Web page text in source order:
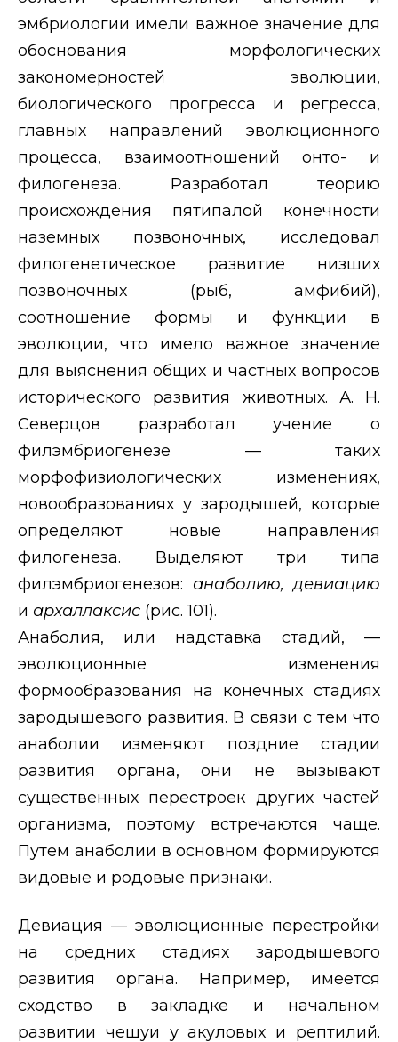
эмбриологии имели важное значение для
обоснования морфологических
закономерностей эволюции,
биологического прогресса и регресса,
главных направлений эволюционного
процесса, взаимоотношений онто- и
филогенеза. Разработал теорию
происхождения пятипалой конечности
наземных позвоночных, исследовал
филогенетическое развитие низших
позвоночных (рыб, амфибий),
соотношение формы и функции в
эволюции, что имело важное значение
для выяснения общих и частных вопросов
исторического развития животных. А. Н.
Северцов разработал учение о
филэмбриогенезе — таких
морфофизиологических изменениях,
новообразованиях у зародышей, которые
определяют новые направления
филогенеза. Выделяют три типа
филэмбриогенезов: анаболию, девиацию
и архаллаксис (рис. 101).
Анаболия, или надставка стадий, —
эволюционные изменения
формообразования на конечных стадиях
зародышевого развития. В связи с тем что
анаболии изменяют поздние стадии
развития органа, они не вызывают
существенных перестроек других частей
организма, поэтому встречаются чаще.
Путем анаболии в основном формируются
видовые и родовые признаки.
Девиация — эволюционные перестройки
на средних стадиях зародышевого
развития органа. Например, имеется
сходство в закладке и начальном
развитии чешуи у акуловых и рептилий.